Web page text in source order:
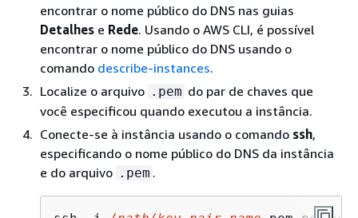
encontrar o nome público do DNS nas guias
Detalhes e Rede. Usando o AWS CLI, é possível
encontrar o nome público do DNS usando o
comando describe-instances.
Localize o arquivo .pem do par de chaves que
você especificou quando executou a instância.
Conecte-se à instância usando o comando ssh,
especificando o nome público do DNS da instância
e do arquivo .pem .